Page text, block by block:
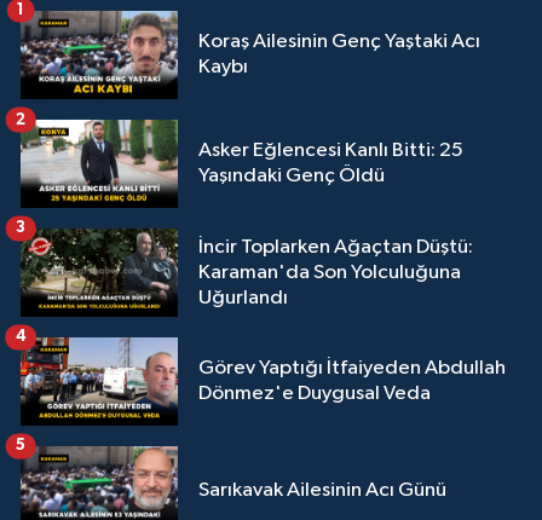
Koraş Ailesinin Genç Yaştaki Acı
Kaybı
1
Asker Eğlencesi Kanlı Bitti: 25
Yaşındaki Genç Öldü
2
İncir Toplarken Ağaçtan Düştü:
Karaman'da Son Yolculuğuna
Uğurlandı
3
Görev Yaptığı İtfaiyeden Abdullah
Dönmez'e Duygusal Veda
4
Sarıkavak Ailesinin Acı Günü
5